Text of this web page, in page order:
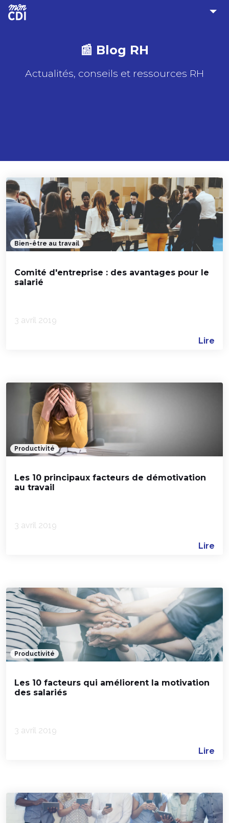
📰 Blog RH
Actualités, conseils et ressources RH
Bien-être au travail
Comité d'entreprise : des avantages pour le
salarié
3 avril 2019
Lire
Productivité
Les 10 principaux facteurs de démotivation
au travail
3 avril 2019
Lire
Productivité
Les 10 facteurs qui améliorent la motivation
des salariés
3 avril 2019
Lire